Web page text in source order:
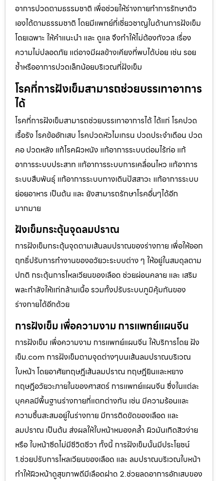
อาการปวดตามธรรมชาติ เพื่อช่วยให้ร่างกายทำการรักษาตัว
เองได้ตามธรรมชาติ โดยมีแพทย์ที่เชี่ยวชาญในด้านการฝังเข็ม
โดยเฉพาะ ให้คำแนะนำ และ ดูแล จึงทำให้ไม่ต้องกังวล เรื่อง
ความไม่ปลอดภัย แต่อาจมีผลข้างเคียงที่พบได้บ่อย เช่น รอย
ช้ำหรืออาการปวดเล็กน้อยบริเวณที่ฝังเข็ม
โรคที่การฝังเข็มสามารถช่วยบรรเทาอาการ
ได้
โรคที่การฝังเข็มสามารถช่วยบรรเทาอาการได้ ได้แก่ โรคปวด
เรื้อรัง โรคข้ออักเสบ โรคปวดหัวไมเกรน ปวดประจําเดือน ปวด
คอ ปวดหลัง แก้โรคผิวหนัง แก้อาการระบบต่อมไร้ท่อ แก้
อาการระบบประสาท แก้อาการระบบการเคลื่อนไหว แก้อาการ
ระบบสืบพันธุ์ แก้อาการระบบทางเดินปัสสาวะ แก้อาการระบบ
ย่อยอาหาร เป็นต้น และ ยังสามารถรักษาโรคอื่นๆได้อีก
มากมาย
ฝังเข็มกระตุ้นจุดลมปราณ
การฝังเข็มกระตุ้นจุดตามเส้นลมปราณของร่างกาย เพื่อให้ออก
ฤทธิ์ปรับการทำงานของอวัยวะระบบต่าง ๆ ให้อยู่ในสมดุลตาม
ปกติ กระตุ้นการไหลเวียนของเลือด ช่วยผ่อนคลาย และ เสริม
พละกำลังให้แก่กล้ามเนื้อ รวมทั้งปรับระบบภูมิคุ้มกันของ
ร่างกายได้อีกด้วย
การฝังเข็ม เพื่อความงาม การแพทย์แผนจีน
การฝังเข็ม เพื่อความงาม การแพทย์แผนจีน ให้บริการโดย ฝัง
เข็ม.com การฝังเข็มตามจุดต่างๆบนเส้นลมปราณบริเวณ
ใบหน้า โดยอาศัยทฤษฎีเส้นลมปราณ ทฤษฎียินและหยาง
ทฤษฎีอวัยวะภายในของศาสตร์ การแพทย์แผนจีน ซึ่งในแต่ละ
บุคคลมีพื้นฐานร่างกายที่แตกต่างกัน เช่น มีความร้อนและ
ความชื้นสะสมอยู่ในร่างกาย มีการติดขัดของเลือด และ
ลมปราณ เป็นต้น ส่งผลให้ใบหน้าหมองคล้ำ ผิวมันเกิดสิวง่าย
หรือ ใบหน้าซีดไม่มีชีวิตชีวา ทั้งนี้ การฝังเข็มนั้นมีประโยชน์
1.ช่วยปรับการไหลเวียนของเลือด และ ลมปราณบริเวณใบหน้า
ทำให้ผิวหน้าดูสุขภาพดีมีเลือดฝาด 2.ช่วยลดอาการอักเสบของ